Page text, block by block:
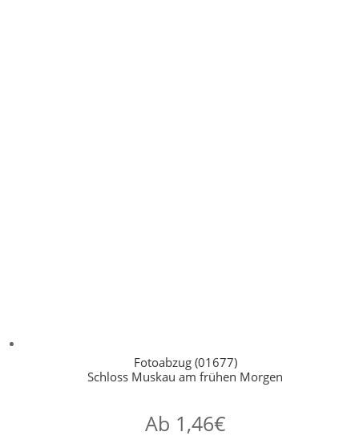
Fotoabzug (01677)
Schloss Muskau am frühen Morgen
Ab 1,46€